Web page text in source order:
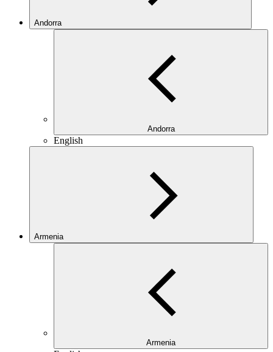
Andorra
Andorra
English
Armenia
Armenia